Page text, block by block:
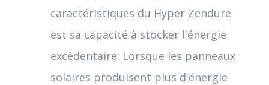
caractéristiques du Hyper Zendure
est sa capacité à stocker l'énergie
excédentaire. Lorsque les panneaux
solaires produisent plus d'énergie